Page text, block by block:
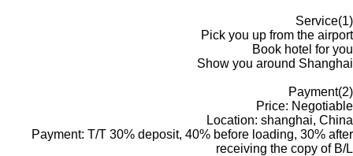
(1)Service
Pick you up from the airport
Book hotel for you
Show you around Shanghai
(2)Payment
Price: Negotiable
Location: shanghai, China
Payment: T/T 30% deposit, 40% before loading, 30% after
receiving the copy of B/L